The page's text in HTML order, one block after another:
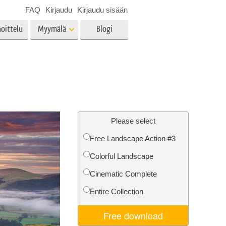
muokkaus
Valokuvan restaurointi
Myymälä
videopeittokuvat
Blogi
FAQ Kirjaudu Kirjaudu sisään
Please select
Free Landscape Action #3
Colorful Landscape
Cinematic Complete
Entire Collection
Free download